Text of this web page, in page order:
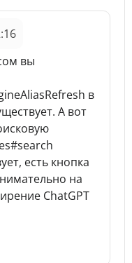
вы
в
А вот
есть кнопка
на
ChatGPT